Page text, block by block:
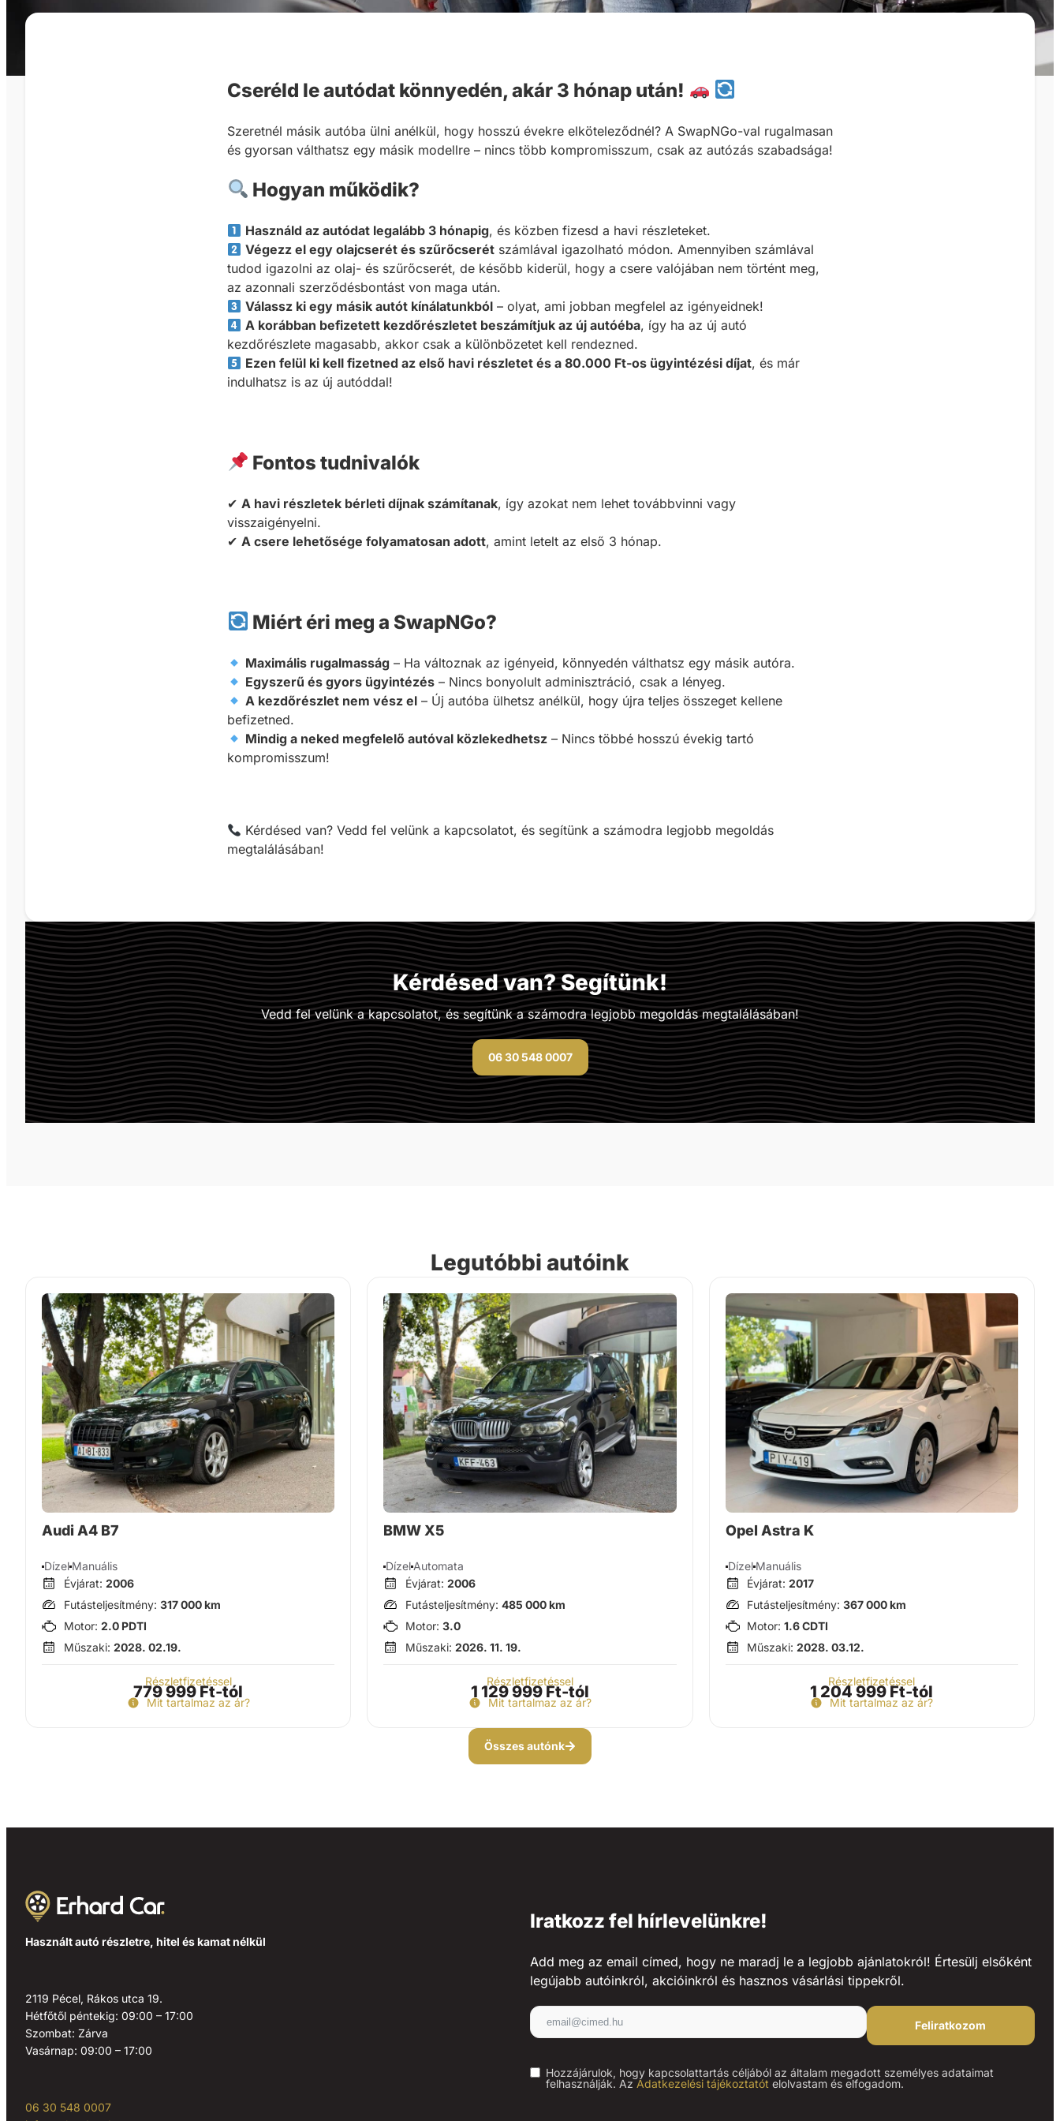
Cseréld le autódat könnyedén, akár 3 hónap után!
Szeretnél másik autóba ülni anélkül, hogy hosszú évekre elköteleződnél? A SwapNGo-val rugalmasan
és gyorsan válthatsz egy másik modellre – nincs több kompromisszum, csak az autózás szabadsága!
Hogyan működik?
Használd az autódat legalább 3 hónapig, és közben fizesd a havi részleteket.
Végezz el egy olajcserét és szűrőcserét számlával igazolható módon. Amennyiben számlával
tudod igazolni az olaj- és szűrőcserét, de később kiderül, hogy a csere valójában nem történt meg,
az azonnali szerződésbontást von maga után.
Válassz ki egy másik autót kínálatunkból – olyat, ami jobban megfelel az igényeidnek!
A korábban befizetett kezdőrészletet beszámítjuk az új autóéba, így ha az új autó
kezdőrészlete magasabb, akkor csak a különbözetet kell rendezned.
Ezen felül ki kell fizetned az első havi részletet és a 80.000 Ft-os ügyintézési díjat, és már
indulhatsz is az új autóddal!
Fontos tudnivalók
✔ A havi részletek bérleti díjnak számítanak, így azokat nem lehet továbbvinni vagy
visszaigényelni.
✔ A csere lehetősége folyamatosan adott, amint letelt az első 3 hónap.
Miért éri meg a SwapNGo?
Maximális rugalmasság – Ha változnak az igényeid, könnyedén válthatsz egy másik autóra.
Egyszerű és gyors ügyintézés – Nincs bonyolult adminisztráció, csak a lényeg.
A kezdőrészlet nem vész el – Új autóba ülhetsz anélkül, hogy újra teljes összeget kellene
befizetned.
Mindig a neked megfelelő autóval közlekedhetsz – Nincs többé hosszú évekig tartó
kompromisszum!
Kérdésed van? Vedd fel velünk a kapcsolatot, és segítünk a számodra legjobb megoldás
megtalálásában!
Kérdésed van? Segítünk!
Vedd fel velünk a kapcsolatot, és segítünk a számodra legjobb megoldás megtalálásában!
06 30 548 0007
Legutóbbi autóink
Audi A4 B7
Dízel Manuális
Évjárat: 2006
Futásteljesítmény: 317 000 km
Motor: 2.0 PDTI
Műszaki: 2028. 02.19.
Részletfizetéssel
779 999 Ft-tól
Mit tartalmaz az ár?
BMW X5
DízelAutomata
Évjárat: 2006
Futásteljesítmény: 485 000 km
Motor: 3.0
Műszaki: 2026. 11. 19.
Részletfizetéssel
1 129 999 Ft-tól
Mit tartalmaz az ár?
Opel Astra K
DízelManuális
Évjárat:2017
Futásteljesítmény:367 000 km
Motor:1.6 CDTI
Műszaki:2028. 03.12.
Részletfizetéssel
1 204 999 Ft-tól
Mit tartalmaz az ár?
Összes autónk
Használt autó részletre, hitel és kamat nélkül
2119 Pécel, Rákos utca 19.
Hétfőtől péntekig: 09:00 – 17:00
Szombat: Zárva
Vasárnap: 09:00 – 17:00
06 30 548 0007
Iratkozz fel hírlevelünkre!
Add meg az email címed, hogy ne maradj le a legjobb ajánlatokról! Értesülj elsőként
legújabb autóinkról, akcióinkról és hasznos vásárlási tippekről.
Feliratkozom
Hozzájárulok, hogy kapcsolattartás céljából az általam megadott személyes adataimat
felhasználják. Az Adatkezelési tájékoztatót elolvastam és elfogadom.